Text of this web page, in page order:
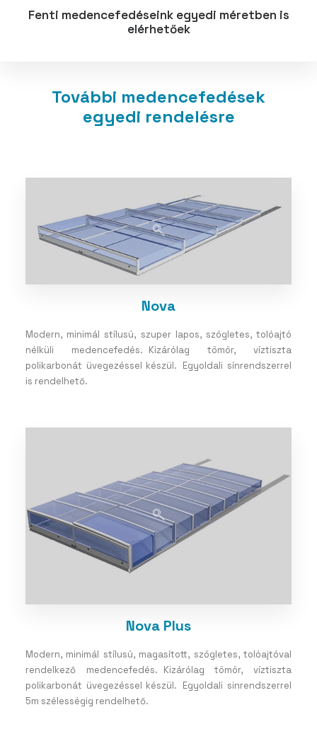
Fenti medencefedéseink egyedi méretben is
elérhetőek
További medencefedések
egyedi rendelésre
Nova
Modern, minimál stílusú, szuper lapos, szögletes, tolóajtó
nélküli medencefedés. Kizárólag tömör, víztiszta
polikarbonát üvegezéssel készül. Egyoldali sínrendszerrel
is rendelhető.
Nova Plus
Modern, minimál stílusú, magasított, szögletes, tolóajtóval
rendelkező medencefedés. Kizárólag tömör, víztiszta
polikarbonát üvegezéssel készül. Egyoldali sinrendszerrel
5m szélességig rendelhető.